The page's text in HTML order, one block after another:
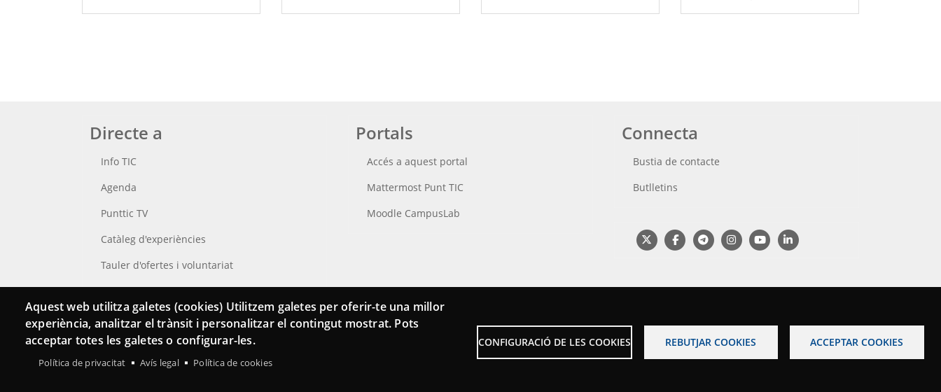
Directe a
Info TIC
Agenda
Punttic TV
Catàleg d'experiències
Tauler d'ofertes i voluntariat
Cerca el teu Punt TIC
Portals
Accés a aquest portal
Mattermost Punt TIC
Moodle CampusLab
Connecta
Bustia de contacte
Butlletins
Aquest web utilitza galetes (cookies) Utilitzem galetes per oferir-te una millor
experiència, analitzar el trànsit i personalitzar el contingut mostrat. Pots
acceptar totes les galetes o configurar-les.
Política de privacitat Avís legal Política de cookies
CONFIGURACIÓ DE LES COOKIES REBUTJAR COOKIES ACCEPTAR COOKIES